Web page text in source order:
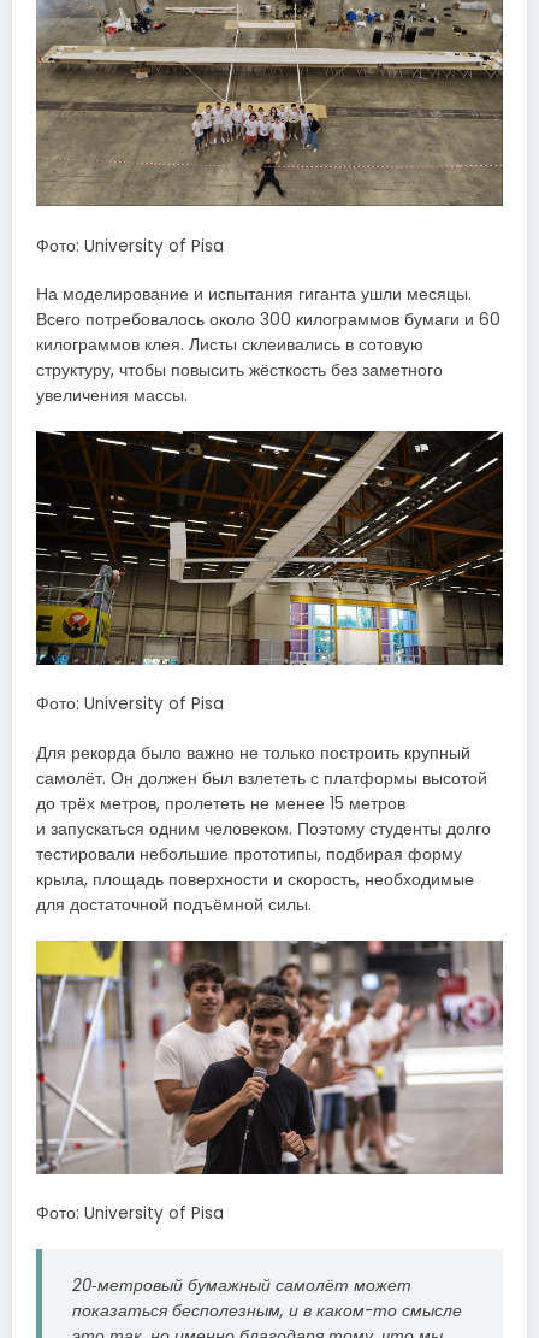
Фото: University of Pisa
На моделирование и испытания гиганта ушли месяцы.
Всего потребовалось около 300 килограммов бумаги и 60
килограммов клея. Листы склеивались в сотовую
структуру, чтобы повысить жёсткость без заметного
увеличения массы.
Фото: University of Pisa
Для рекорда было важно не только построить крупный
самолёт. Он должен был взлететь с платформы высотой
до трёх метров, пролететь не менее 15 метров
и запускаться одним человеком. Поэтому студенты долго
тестировали небольшие прототипы, подбирая форму
крыла, площадь поверхности и скорость, необходимые
для достаточной подъёмной силы.
Фото: University of Pisa
20‑метровый бумажный самолёт может
показаться бесполезным, и в каком-то смысле